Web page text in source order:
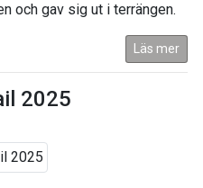
och gav sig ut i terrängen.
Läs mer
2025